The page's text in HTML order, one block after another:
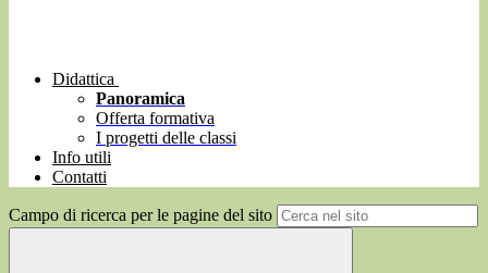
Didattica
Panoramica
Offerta formativa
I progetti delle classi
Info utili
Contatti
Campo di ricerca per le pagine del sito